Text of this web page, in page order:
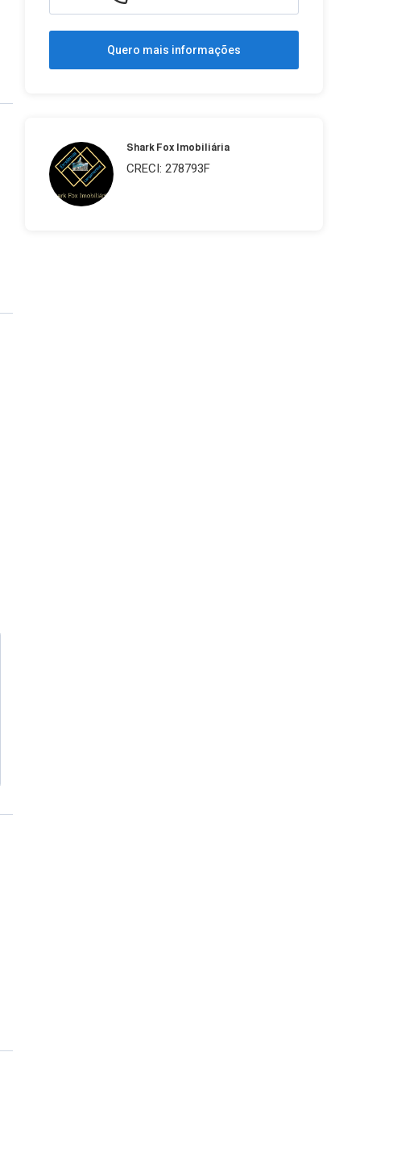
Quero mais informações
Shark Fox Imobiliária
CRECI: 278793F